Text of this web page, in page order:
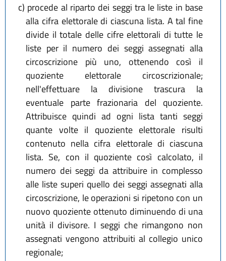
c) procede al riparto dei seggi tra le liste in base
alla cifra elettorale di ciascuna lista. A tal fine
divide il totale delle cifre elettorali di tutte le
liste per il numero dei seggi assegnati alla
circoscrizione più uno, ottenendo così il
quoziente elettorale circoscrizionale;
nell'effettuare la divisione trascura la
eventuale parte frazionaria del quoziente.
Attribuisce quindi ad ogni lista tanti seggi
quante volte il quoziente elettorale risulti
contenuto nella cifra elettorale di ciascuna
lista. Se, con il quoziente così calcolato, il
numero dei seggi da attribuire in complesso
alle liste superi quello dei seggi assegnati alla
circoscrizione, le operazioni si ripetono con un
nuovo quoziente ottenuto diminuendo di una
unità il divisore. I seggi che rimangono non
assegnati vengono attribuiti al collegio unico
regionale;